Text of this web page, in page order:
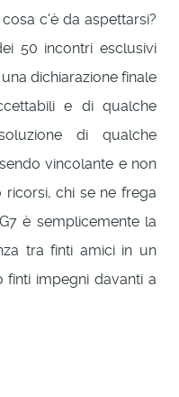
c'è da aspettarsi?
50 incontri esclusivi
dichiarazione finale
e di qualche
di qualche
vincolante e non
chi se ne frega
è semplicemente la
tra finti amici in un
impegni davanti a